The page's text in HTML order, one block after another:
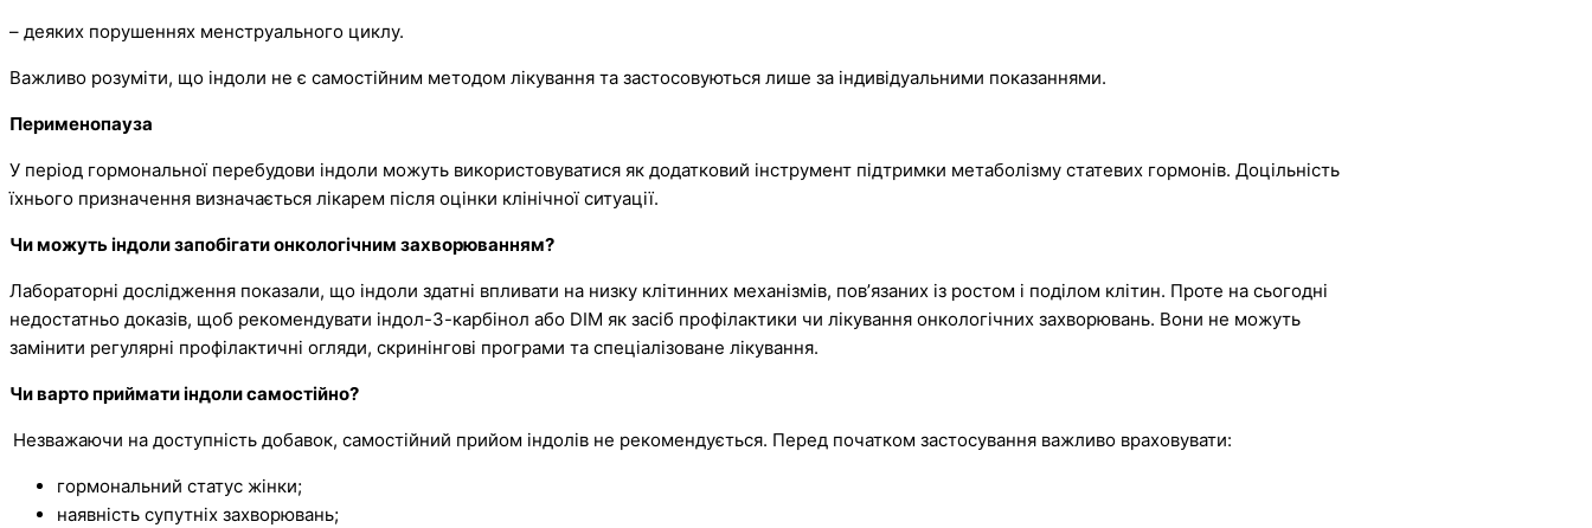
– деяких порушеннях менструального циклу.
Важливо розуміти, що індоли не є самостійним методом лікування та застосовуються лише за індивідуальними показаннями.
Перименопауза
У період гормональної перебудови індоли можуть використовуватися як додатковий інструмент підтримки метаболізму статевих гормонів. Доцільність
їхнього призначення визначається лікарем після оцінки клінічної ситуації.
Чи можуть індоли запобігати онкологічним захворюванням?
Лабораторні дослідження показали, що індоли здатні впливати на низку клітинних механізмів, повʼязаних із ростом і поділом клітин. Проте на сьогодні
недостатньо доказів, щоб рекомендувати індол-3-карбінол або DIM як засіб профілактики чи лікування онкологічних захворювань. Вони не можуть
замінити регулярні профілактичні огляди, скринінгові програми та спеціалізоване лікування.
Чи варто приймати індоли самостійно?
Незважаючи на доступність добавок, самостійний прийом індолів не рекомендується. Перед початком застосування важливо враховувати:
гормональний статус жінки;
наявність супутніх захворювань;